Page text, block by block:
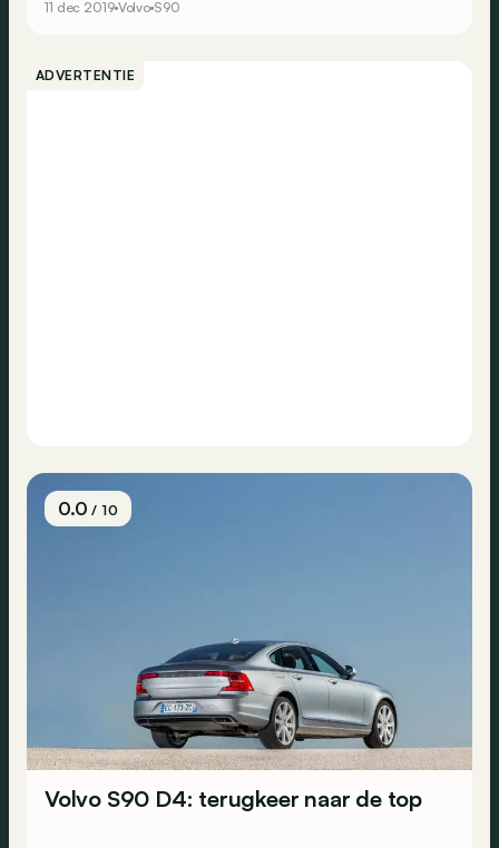
11 dec 2019 Volvo S90
ADVERTENTIE
0.0/ 10
Volvo S90 D4: terugkeer naar de top